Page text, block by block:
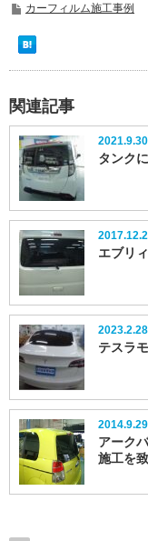
カーフィルム施工事例
関連記事
2021.9.30
タンク
エブリ
2023.2.28
テスラ
2014.9.29
アーク
施工を